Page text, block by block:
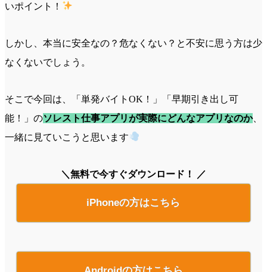
いポイント！
しかし、本当に安全なの？危なくない？と不安に思う方は少
なくないでしょう。
そこで今回は、「単発バイトOK！」「早期引き出し可
能！」のソレスト仕事アプリが実際にどんなアプリなのか、
一緒に見ていこうと思います
＼無料で今すぐダウンロード！ ／
iPhoneの方はこちら